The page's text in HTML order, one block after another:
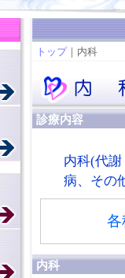
トップ ｜内科
診療内容
内科(代
病、その
各
内科